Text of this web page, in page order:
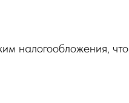
налогообложения, что